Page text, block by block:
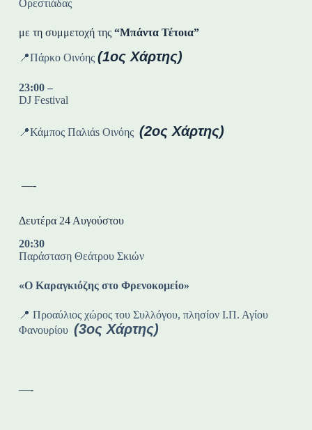
Ορεστιάδας
με τη συμμετοχή της “Μπάντα Τέτοια”
📍Πάρκο Οινόης (1ος Χάρτης)
23:00 –
DJ Festival
📍Κάμπος Παλιάs Οινόης (2ος Χάρτης)
—-
Δευτέρα 24 Αυγούστου
20:30
Παράσταση Θεάτρου Σκιών
«Ο Καραγκιόζης στο Φρενοκομείο»
📍 Προαύλιος χώρος του Συλλόγου, πλησίον Ι.Π. Αγίου
Φανουρίου (3ος Χάρτης)
—-